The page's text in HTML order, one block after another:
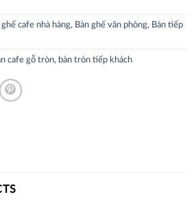
ghế cafe nhà hàng, Bàn ghế văn phòng, Bàn tiếp
cafe gỗ tròn, bàn tròn tiếp khách